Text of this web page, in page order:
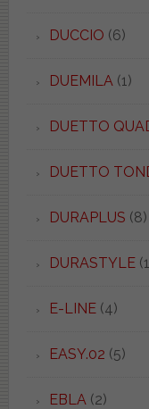
DUCCIO (6)
DUEMILA(1)
DUETTO
DUETTO
DURAPLUS (8)
DURASTYLE
E-LINE(4)
EASY.02 (5)
EBLA(2)